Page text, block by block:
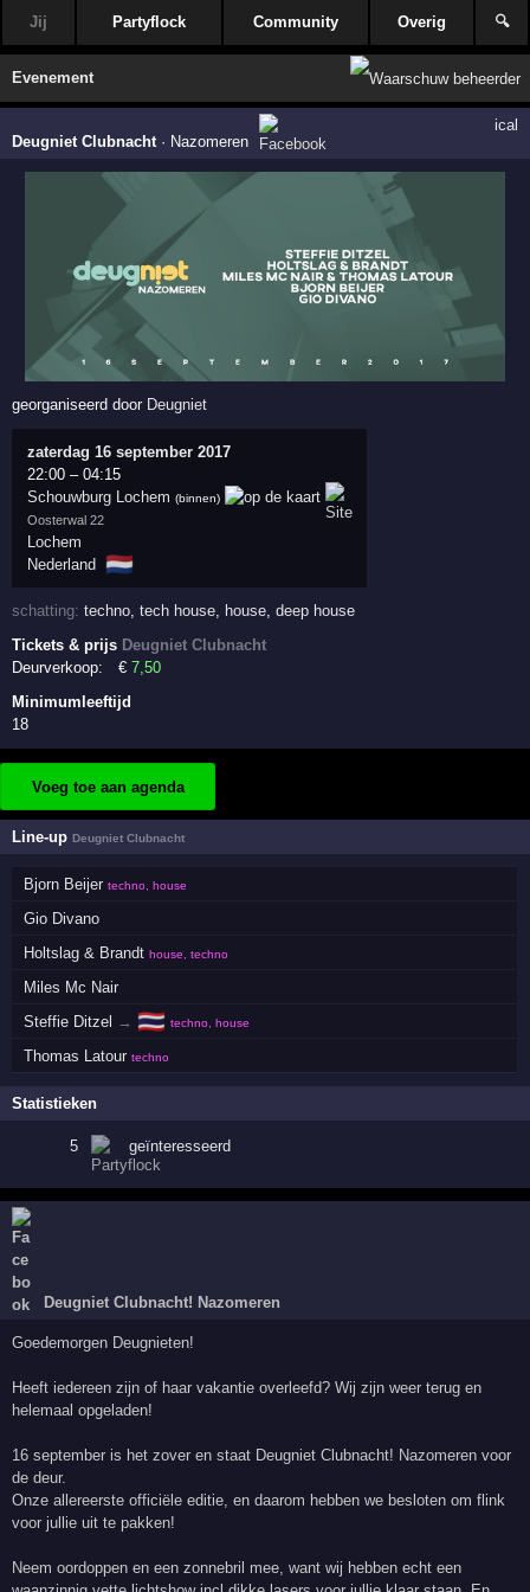
Jij Partyflock Community Overig 🔍
Evenement
Deugniet Clubnacht· Nazomeren
ical
georganiseerd door Deugniet
zaterdag 16 september 2017
22:00 –04:15
Schouwburg Lochem (binnen)
Oosterwal 22
Lochem
Nederland 🇳🇱
schatting:techno ,tech house house ,deep house
Tickets & prijs Deugniet Clubnacht
Deurverkoop:
€7,50
Minimumleeftijd
18
Voeg toe aan agenda
Line-upDeugniet Clubnacht
Bjorn Beijer techno, house
Gio Divano
Holtslag & Brandt house, techno
Miles Mc Nair
Steffie Ditzel → 🇹🇭 techno, house
Thomas Latour techno
Statistieken
5 geïnteresseerd
Deugniet Clubnacht! Nazomeren
Goedemorgen Deugnieten!
Heeft iedereen zijn of haar vakantie overleefd? Wij zijn weer terug en
helemaal opgeladen!
16 september is het zover en staat Deugniet Clubnacht! Nazomeren voor
de deur.
Onze allereerste officiële editie, en daarom hebben we besloten om flink
voor jullie uit te pakken!
Neem oordoppen en een zonnebril mee, want wij hebben echt een